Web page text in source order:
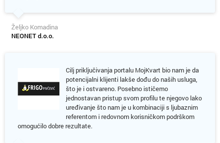
Željko Komadina
NEONET d.o.o.
Cilj priključivanja portalu MojKvart bio nam je da
potencijalni klijenti lakše dođu do naših usluga,
što je i ostvareno. Posebno ističemo
jednostavan pristup svom profilu te njegovo lako
uređivanje što nam je u kombinaciji s ljubaznim
referentom i redovnom korisničkom podrškom
omogućilo dobre rezultate.